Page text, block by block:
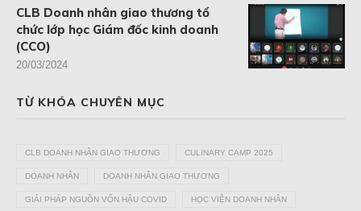
CLB Doanh nhân giao thương tổ
chức lớp học Giám đốc kinh doanh
(CCO)
20/03/2024
TỪ KHÓA CHUYÊN MỤC
CLB DOANH NHÂN GIAO THƯƠNG CULINARY CAMP 2025
DOANH NHÂN DOANH NHÂN GIAO THƯƠNG
GIẢI PHÁP NGUỒN VỐN HẬU COVID HỌC VIỆN DOANH NHÂN